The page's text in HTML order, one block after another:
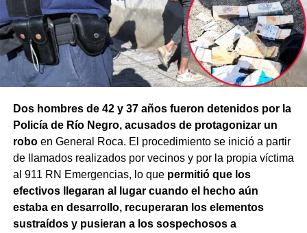
Dos hombres de 42 y 37 años fueron detenidos por la
Policía de Río Negro, acusados de protagonizar un
roboen General Roca. El procedimiento se inició a partir
de llamados realizados por vecinos y por la propia víctima
al 911 RN Emergencias, lo que permitió que los
efectivos llegaran al lugar cuando el hecho aún
estaba en desarrollo, recuperaran los elementos
sustraídos y pusieran a los sospechosos a